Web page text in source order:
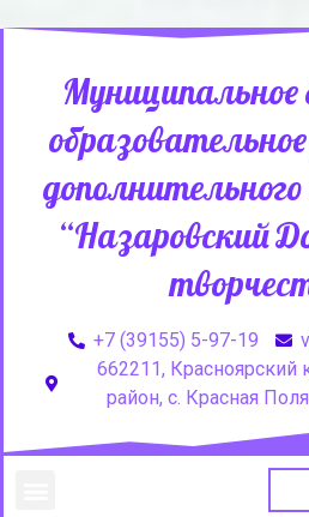
“Назаровский
+7 (39155) 5-97-19
662211, Красноярский
район, с. Красная